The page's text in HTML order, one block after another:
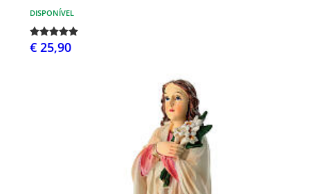
DISPONÍVEL
€ 25,90